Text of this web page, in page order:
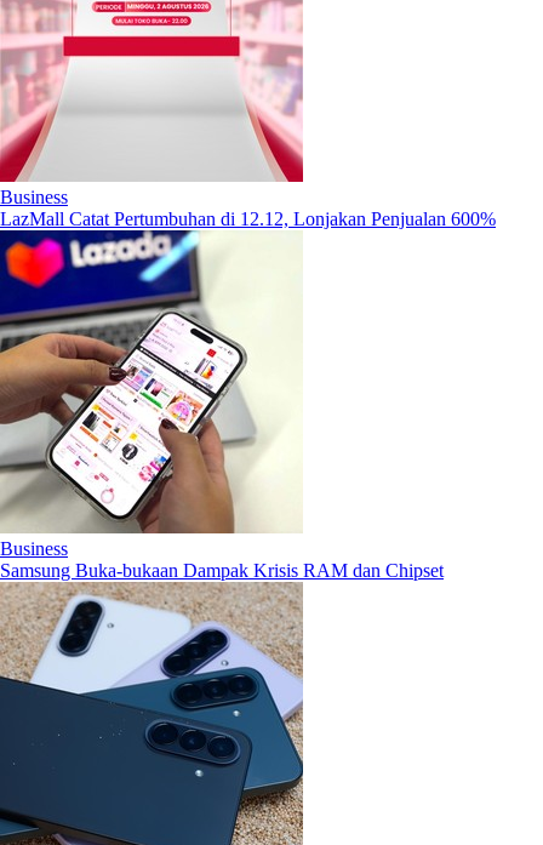
Business
LazMall Catat Pertumbuhan di 12.12, Lonjakan Penjualan 600%
Business
Samsung Buka-bukaan Dampak Krisis RAM dan Chipset